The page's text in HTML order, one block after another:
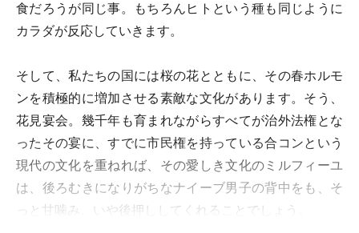
食だろうが同じ事。もちろんヒトという種も同じように
カラダが反応していきます。
そして、私たちの国には桜の花とともに、その春ホルモ
ンを積極的に増加させる素敵な文化があります。そう、
花見宴会。幾千年も育まれながらすべてが治外法権とな
ったその宴に、すでに市民権を持っている合コンという
現代の文化を重ねれば、その愛しき文化のミルフィーユ
は、後ろむきになりがちなナイーブ男子の背中をも、そ
っと甘噛み、いや後押ししてくれることでしょう。